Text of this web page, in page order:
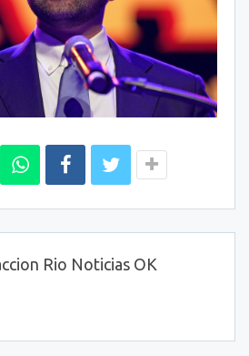
Rio Noticias OK